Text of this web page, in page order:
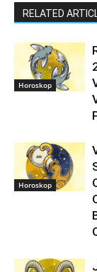
RELATED
Horoskop
Horoskop